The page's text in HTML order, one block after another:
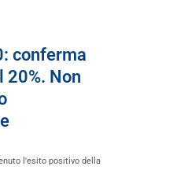
conferma
20%. Non
l'esito positivo della